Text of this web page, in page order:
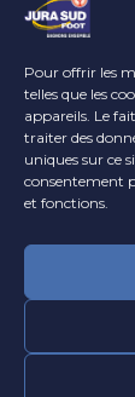
Pour offrir les
telles que les
appareils. Le
traiter des
uniques sur ce
consentement
et fonctions.
Le club
Le club
affaires